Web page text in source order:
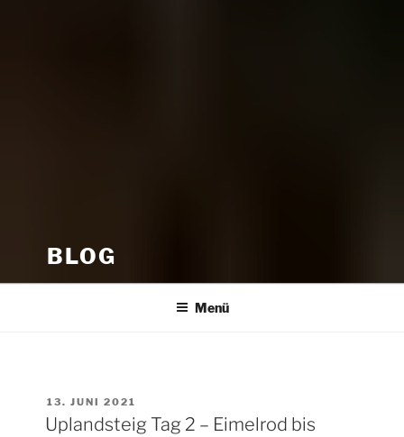
BLOG
Menü
VERÖFFENTLICHT
AM
13. JUNI 2021
Uplandsteig Tag 2 – Eimelrod bis